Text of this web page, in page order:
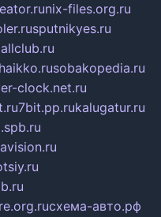
nix-files.org.ru
sputnikyes.ru
haikko.rusobakopedia.ru
clock.net.ru
7bit.pp.rukalugatur.ru
схема-авто.рф